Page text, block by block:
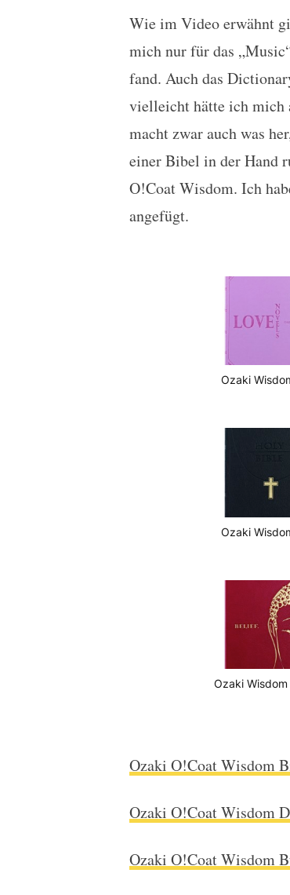
Wie im Video erwähnt
mich nur für das
fand. Auch das
vielleicht hätte ich mich
macht zwar auch was
einer Bibel in der Hand
O!Coat Wisdom. Ich
angefügt.
Ozaki
Ozaki
Ozaki
Ozaki O!Coat Wisdom
Ozaki O!Coat Wisdom
Ozaki O!Coat Wisdom